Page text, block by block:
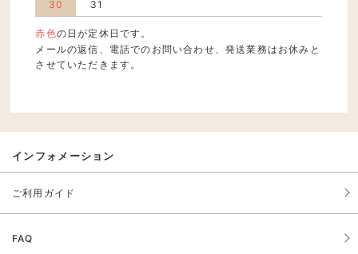
30
31
赤色の日が定休日です。
メールの返信、電話でのお問い合わせ、発送業務はお休みと
させていただきます。
インフォメーション
ご利用ガイド
FAQ